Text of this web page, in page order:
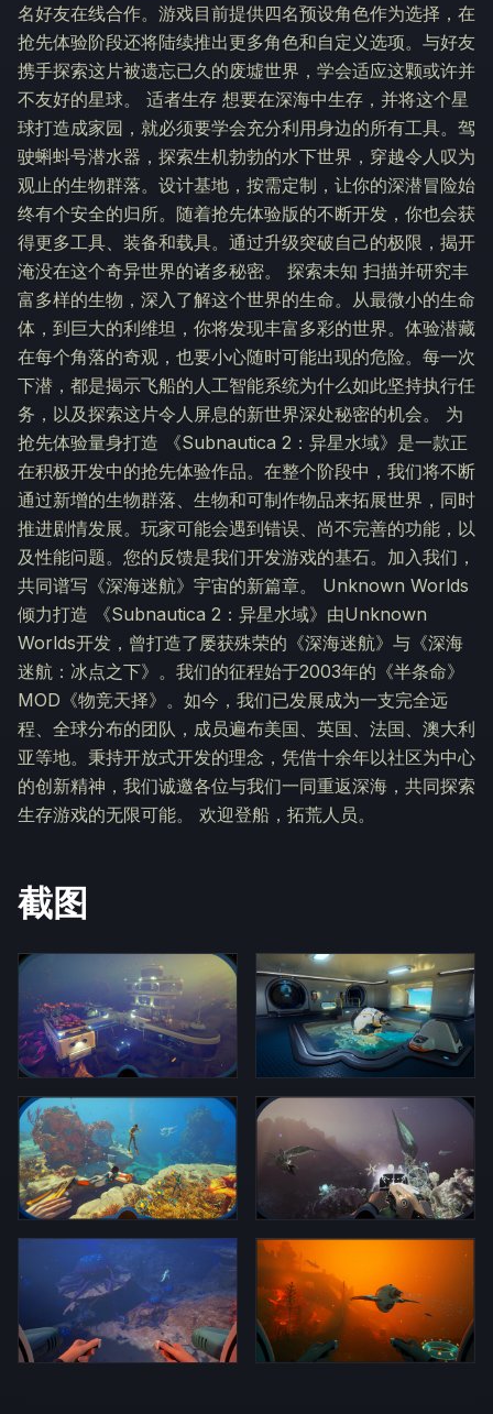
名好友在线合作。游戏目前提供四名预设角色作为选择，在
抢先体验阶段还将陆续推出更多角色和自定义选项。与好友
携手探索这片被遗忘已久的废墟世界，学会适应这颗或许并
不友好的星球。 适者生存 想要在深海中生存，并将这个星
球打造成家园，就必须要学会充分利用身边的所有工具。驾
驶蝌蚪号潜水器，探索生机勃勃的水下世界，穿越令人叹为
观止的生物群落。设计基地，按需定制，让你的深潜冒险始
终有个安全的归所。随着抢先体验版的不断开发，你也会获
得更多工具、装备和载具。通过升级突破自己的极限，揭开
淹没在这个奇异世界的诸多秘密。 探索未知 扫描并研究丰
富多样的生物，深入了解这个世界的生命。从最微小的生命
体，到巨大的利维坦，你将发现丰富多彩的世界。体验潜藏
在每个角落的奇观，也要小心随时可能出现的危险。每一次
下潜，都是揭示飞船的人工智能系统为什么如此坚持执行任
务，以及探索这片令人屏息的新世界深处秘密的机会。 为
抢先体验量身打造 《Subnautica 2：异星水域》是一款正
在积极开发中的抢先体验作品。在整个阶段中，我们将不断
通过新增的生物群落、生物和可制作物品来拓展世界，同时
推进剧情发展。玩家可能会遇到错误、尚不完善的功能，以
及性能问题。您的反馈是我们开发游戏的基石。加入我们，
共同谱写《深海迷航》宇宙的新篇章。 Unknown Worlds
倾力打造 《Subnautica 2：异星水域》由Unknown
Worlds开发，曾打造了屡获殊荣的《深海迷航》与《深海
迷航：冰点之下》。我们的征程始于2003年的《半条命》
MOD《物竞天择》。如今，我们已发展成为一支完全远
程、全球分布的团队，成员遍布美国、英国、法国、澳大利
亚等地。秉持开放式开发的理念，凭借十余年以社区为中心
的创新精神，我们诚邀各位与我们一同重返深海，共同探索
生存游戏的无限可能。 欢迎登船，拓荒人员。
截图